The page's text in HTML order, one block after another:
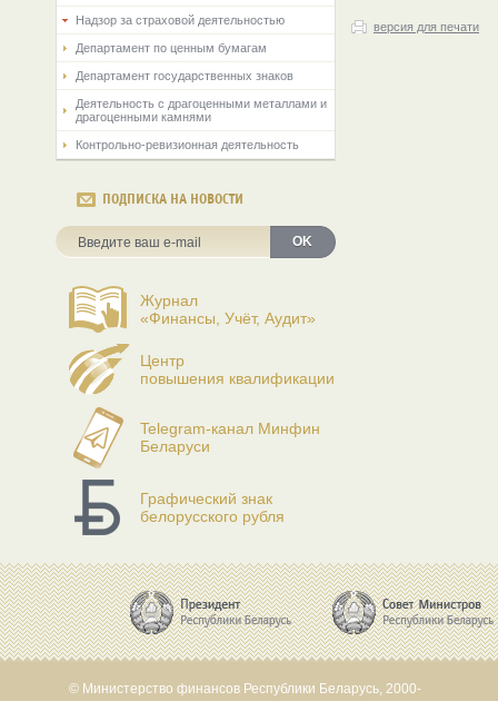
Надзор за страховой деятельностью
Департамент по ценным бумагам
Департамент государственных знаков
Деятельность с драгоценными металлами и
драгоценными камнями
Контрольно-ревизионная деятельность
ПОДПИСКА НА НОВОСТИ
OK
Журнал
«Финансы, Учёт, Аудит»
Центр
повышения квалификации
Telegram-канал Минфин
Беларуси
Графический знак
белорусского рубля
версия для печати
© Министерство финансов Республики Беларусь, 2000-